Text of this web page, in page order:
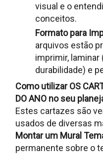
visual e o
conceitos.
Formato para
arquivos estão
imprimir, laminar
durabilidade) e
Como utilizar OS
DO ANO no seu
Estes cartazes são
usados ​​de diversas
Montar um Mural
permanente sobre o